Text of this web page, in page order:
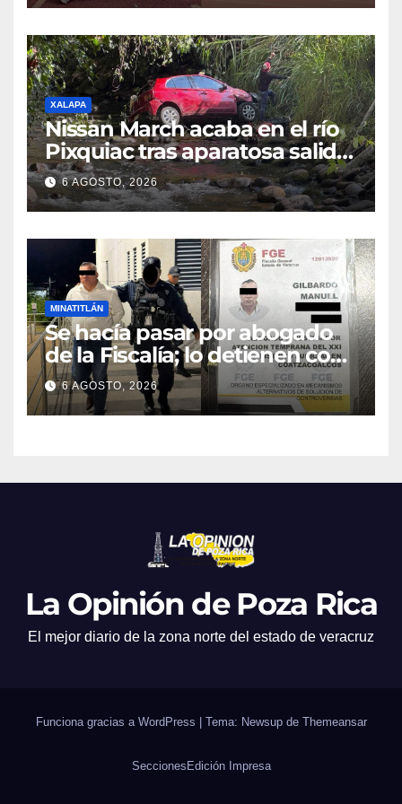
del Sur
XALAPA
Nissan March acaba en el río
Pixquiac tras aparatosa salida
de camino en la carretera
Briones
6 AGOSTO, 2026
MINATITLÁN
Se hacía pasar por abogado
de la Fiscalía; lo detienen con
camioneta robada en
Minatitlán
6 AGOSTO, 2026
La Opinión de Poza Rica
El mejor diario de la zona norte del estado de veracruz
Funciona gracias a WordPress Tema: Newsup de Themeansar
Secciones Edición Impresa